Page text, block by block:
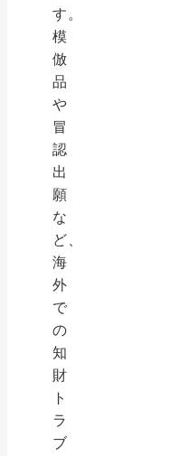
す。
模
倣
品
や
冒
認
出
願
な
ど、
海
外
で
の
知
財
ト
ラ
ブ